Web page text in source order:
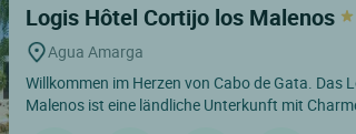
Logis Hôtel Cortijo los Malenos
Agua Amarga
Willkommen im Herzen von Cabo de Gata. Das
Malenos ist eine ländliche Unterkunft mit